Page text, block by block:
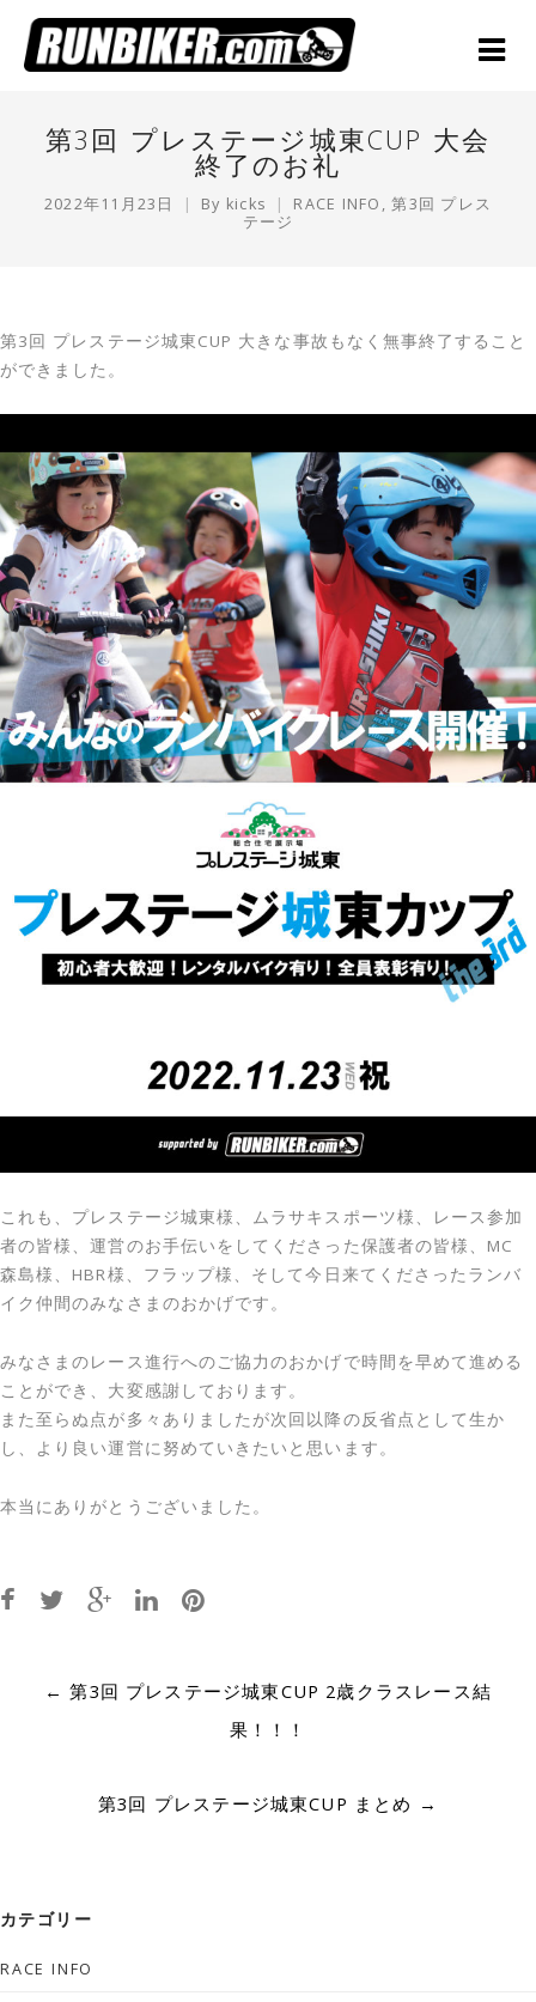
第3回 プレステージ城東CUP 大会
終了のお礼
2022年11月23日 By kicks RACE INFO ,第3回 プレス
テージ
第3回 プレステージ城東CUP 大きな事故もなく無事終了すること
ができました。
これも、プレステージ城東様、ムラサキスポーツ様、レース参加
者の皆様、運営のお手伝いをしてくださった保護者の皆様、MC
森島様、HBR様、フラップ様、そして今日来てくださったランバ
イク仲間のみなさまのおかげです。
みなさまのレース進行へのご協力のおかげで時間を早めて進める
ことができ、大変感謝しております。
また至らぬ点が多々ありましたが次回以降の反省点として生か
し、より良い運営に努めていきたいと思います。
本当にありがとうございました。
Post
← 第3回 プレステージ城東CUP 2歳クラスレース結
果！！！
第3回 プレステージ城東CUP まとめ →
カテゴリー
RACE INFO